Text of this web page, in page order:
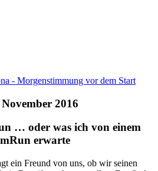
2016
… oder was ich von einem
erwarte
ein Freund von uns, ob wir seinen